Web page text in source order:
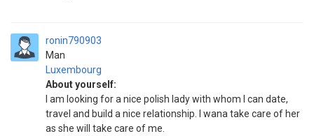
ronin790903
Man
Luxembourg
About yourself:
I am looking for a nice polish lady with whom I can date,
travel and build a nice relationship. I wana take care of her
as she will take care of me.